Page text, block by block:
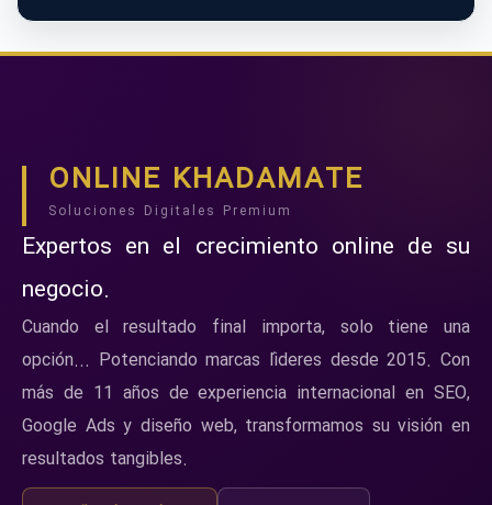
ONLINE KHADAMATE
Soluciones Digitales Premium
Expertos en el crecimiento online de su
negocio.
Cuando el resultado final importa, solo tiene una
opción... Potenciando marcas líderes desde 2015. Con
más de 11 años de experiencia internacional en SEO,
Google Ads y diseño web, transformamos su visión en
resultados tangibles.